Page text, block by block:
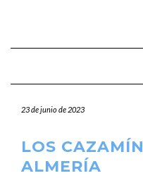
23 de junio de 2023
LOS
ALMERÍA